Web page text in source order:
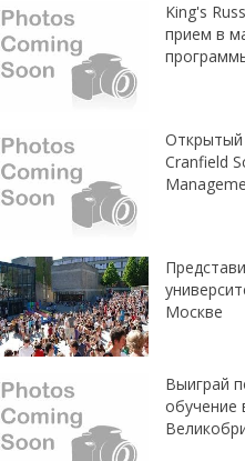
King's
прием в
Открытый
Cranfield
Москве
Выиграй
обучение